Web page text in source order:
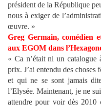
président de la République
nous à exiger de
œuvre. »
Greg Germain, comédien
aux EGOM dans
« Ca n’était ni un
prix. J’ai entendu des choses
et qui ne se sont jamais
l’Elysée. Maintenant, je ne
attendre pour voir dès 2010